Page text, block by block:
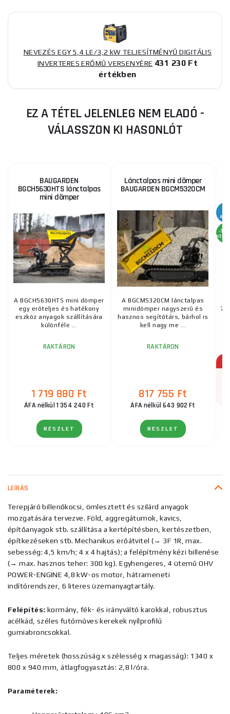
NEVEZÉS EGY 5,4 LE/3,2 kW TELJESÍTMÉNYŰ DIGITÁLIS
INVERTERES ERŐMŰ VERSENYÉRE 431 230 Ft
értékben
EZ A TÉTEL JELENLEG NEM ELADÓ -
VÁLASSZON KI HASONLÓT
BAUGARDEN
BGCH5630HTS lánctalpas
mini dömper
A BGCH5630HTS mini dömper
egy erőteljes és hatékony
eszköz anyagok szállítására
különféle ...
RAKTÁRON
1 719 880 Ft
ÁFA nélkül 1 354 240 Ft
RÉSZLET
Lánctalpas mini dömper
BAUGARDEN BGCM5320CM
A BGCM5320CM lánctalpas
minidömper nagyszerű és
hasznos segítőtárs, bárhol is
kell nagy me ...
RAKTÁRON
817 755 Ft
ÁFA nélkül 643 902 Ft
RÉSZLET
-18
LEÍRÁS
Terepjáró billenőkocsi, ömlesztett és szilárd anyagok
mozgatására tervezve. Föld, aggregátumok, kavics,
építőanyagok stb. szállítása a kertépítésben, kertészetben,
építkezéseken stb. Mechanikus erőátvitel (→ 3F 1R, max.
sebesség: 4,5 km/h; 4 x 4 hajtás); a felépítmény kézi billenése
(→ max. hasznos teher: 300 kg). Egyhengeres, 4 ütemű OHV
POWER-ENGINE 4,8 kW-os motor, hátrameneti
indítórendszer, 6 literes üzemanyagtartály.
Felépítés: kormány, fék- és irányváltó karokkal, robusztus
acélkád, széles futóműves kerekek nyílprofilú
gumiabroncsokkal.
Teljes méretek (hosszúság x szélesség x magasság): 1340 x
800 x 940 mm, átlagfogyasztás: 2,8 l/óra.
Paraméterek: